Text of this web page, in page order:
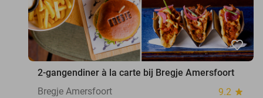
favorite_border
2-gangendiner à la carte bij Bregje Amersfoort
Bregje Amersfoort
9.2 star